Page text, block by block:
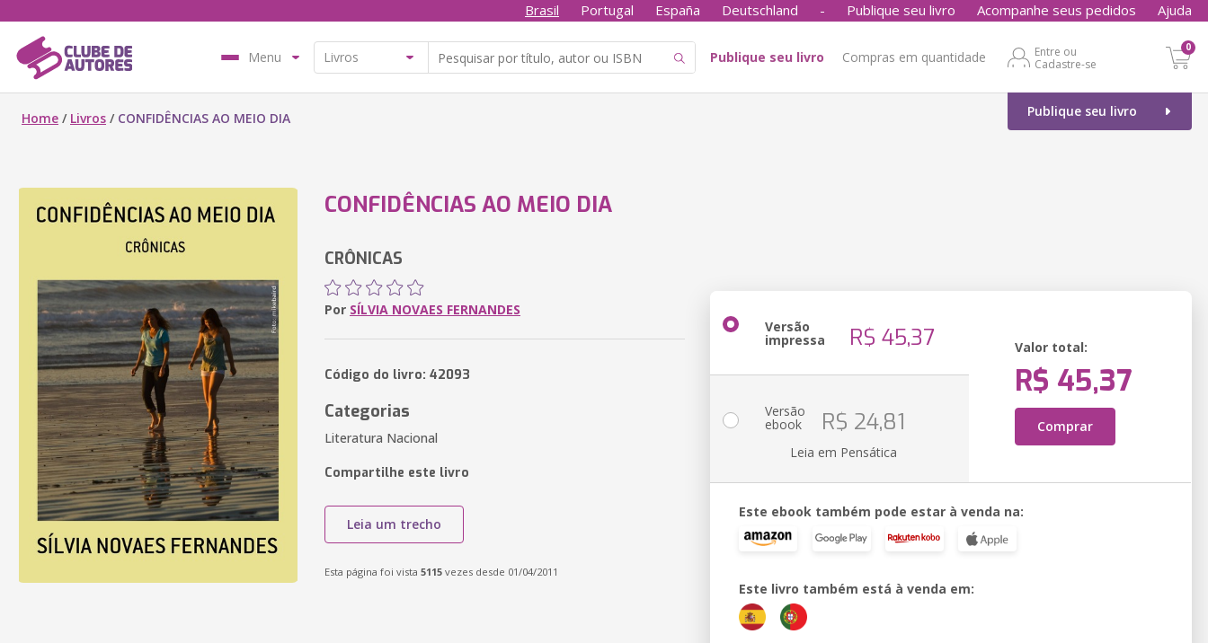
Brasil Portugal España Deutschland - Publique seu livro Acompanhe seus pedidos Ajuda
Menu Publique seu livro Compras em quantidade
Entre ou
Cadastre-se
0
Publique seu livro
Home / Livros / CONFIDÊNCIAS AO MEIO DIA
CONFIDÊNCIAS AO MEIO DIA
CRÔNICAS
Por SÍLVIA NOVAES FERNANDES
Código do livro: 42093
Categorias
Literatura Nacional
Compartilhe este livro
Leia um trecho
Esta página foi vista 5115 vezes desde 01/04/2011
Versão
impressa R$ 45,37 Valor total:
R$ 45,37
Comprar
Versão
ebook R$ 24,81
Leia em Pensática
Este ebook também pode estar à venda na:
Este livro também está à venda em: